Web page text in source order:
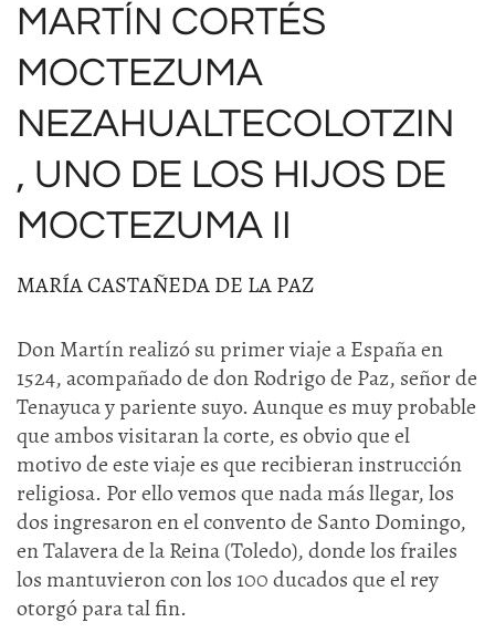
MARTÍN CORTÉS
MOCTEZUMA
NEZAHUALTECOLOTZIN
, UNO DE LOS HIJOS DE
MOCTEZUMA II
MARÍA CASTAÑEDA DE LA PAZ
Don Martín realizó su primer viaje a España en
1524, acompañado de don Rodrigo de Paz, señor de
Tenayuca y pariente suyo. Aunque es muy probable
que ambos visitaran la corte, es obvio que el
motivo de este viaje es que recibieran instrucción
religiosa. Por ello vemos que nada más llegar, los
dos ingresaron en el convento de Santo Domingo,
en Talavera de la Reina (Toledo), donde los frailes
los mantuvieron con los 100 ducados que el rey
otorgó para tal fin.